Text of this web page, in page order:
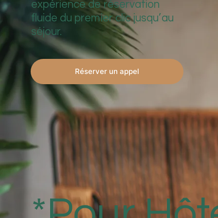
expérience de réservation
fluide du premier clic jusqu’au
séjour.
Réserver un appel